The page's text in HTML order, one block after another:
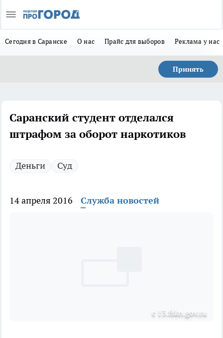
Сегодня в Саранске О нас Прайс для выборов Реклама у нас
Принять
Саранский студент отделался
штрафом за оборот наркотиков
Деньги Суд
14 апреля 2016 Служба новостей
с 13.fskn.gov.ru